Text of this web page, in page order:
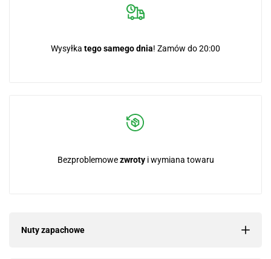
Wysyłka tego samego dnia! Zamów do 20:00
Bezproblemowezwrotyi wymiana towaru
Nuty zapachowe